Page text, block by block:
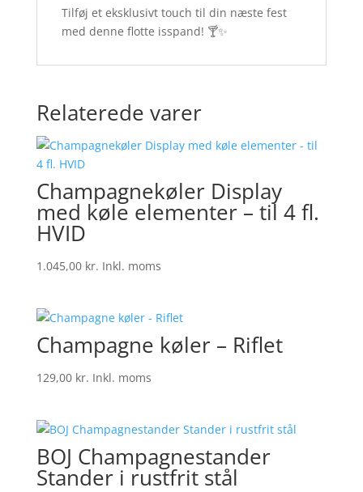
Tilføj et eksklusivt touch til din næste fest
med denne flotte isspand! 🍸✨
Relaterede varer
Champagnekøler Display
med køle elementer – til 4 fl.
HVID
1.045,00 kr. Inkl. moms
Champagne køler – Riflet
129,00 kr. Inkl. moms
BOJ Champagnestander
Stander i rustfrit stål